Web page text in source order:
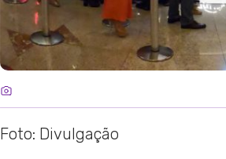
Foto: Divulgação